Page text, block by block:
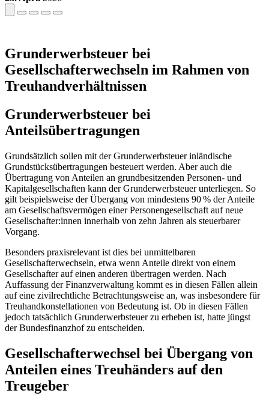
Grunderwerbsteuer bei
Gesellschafterwechseln im Rahmen von
Treuhandverhältnissen
Grunderwerbsteuer bei
Anteilsübertragungen
Grundsätzlich sollen mit der Grunderwerbsteuer inländische
Grundstücksübertragungen besteuert werden. Aber auch die
Übertragung von Anteilen an grundbesitzenden Personen- und
Kapitalgesellschaften kann der Grunderwerbsteuer unterliegen. So
gilt beispielsweise der Übergang von mindestens 90 % der Anteile
am Gesellschaftsvermögen einer Personengesellschaft auf neue
Gesellschafter:innen innerhalb von zehn Jahren als steuerbarer
Vorgang.
Besonders praxisrelevant ist dies bei unmittelbaren
Gesellschafterwechseln, etwa wenn Anteile direkt von einem
Gesellschafter auf einen anderen übertragen werden. Nach
Auffassung der Finanzverwaltung kommt es in diesen Fällen allein
auf eine zivilrechtliche Betrachtungsweise an, was insbesondere für
Treuhandkonstellationen von Bedeutung ist. Ob in diesen Fällen
jedoch tatsächlich Grunderwerbsteuer zu erheben ist, hatte jüngst
der Bundesfinanzhof zu entscheiden.
Gesellschafterwechsel bei Übergang von
Anteilen eines Treuhänders auf den
Treugeber